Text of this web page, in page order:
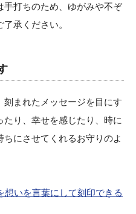
手打ちのため、ゆがみや不ぞ
承ください。
まれたメッセージを目にす
り、幸せを感じたり、時に
にさせてくれるお守りのよ
想いを言葉にして刻印できる